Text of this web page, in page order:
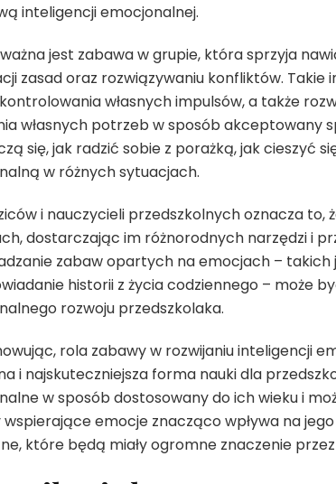
inteligencji emocjonalnej.
jest zabawa w grupie, która sprzyja
zasad oraz rozwiązywaniu konfliktów.
własnych impulsów, a także
własnych potrzeb w sposób akceptowany
się, jak radzić sobie z porażką, jak cieszyć
w różnych sytuacjach.
i nauczycieli przedszkolnych oznacza to,
dostarczając im różnorodnych narzędzi i
zabaw opartych na emocjach –
historii z życia codziennego – może
rozwoju przedszkolaka.
rola zabawy w rozwijaniu inteligencji
i najskuteczniejsza forma nauki dla
w sposób dostosowany do ich wieku i
wspierające emocje znacząco wpływa na
które będą miały ogromne znaczenie przez